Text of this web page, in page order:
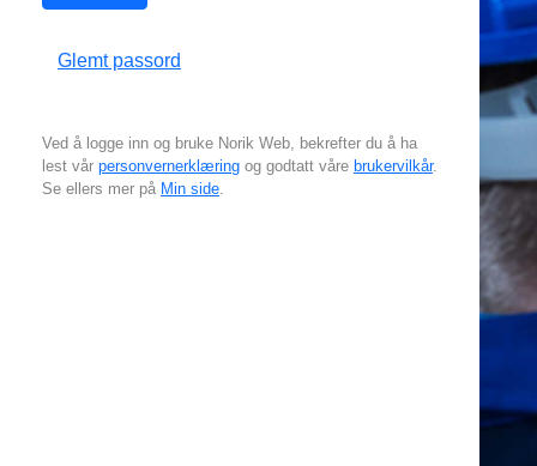
Glemt passord
Ved å logge inn og bruke Norik Web, bekrefter du å ha
lest vår personvernerklæring og godtatt våre brukervilkår.
Se ellers mer på Min side.